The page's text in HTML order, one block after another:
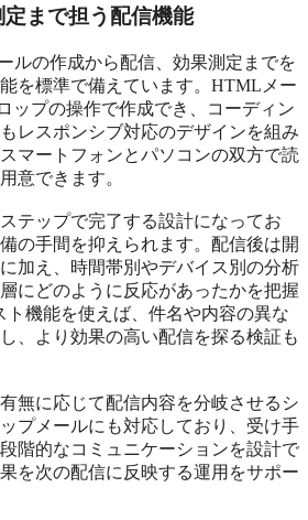
まで担う配信機能
ルの作成から配信、効果測定までを
を標準で備えています。HTMLメー
ップの操作で作成でき、コーディン
レスポンシブ対応のデザインを組み
マートフォンとパソコンの双方で読
意できます。
テップで完了する設計になってお
の手間を抑えられます。配信後は開
加え、時間帯別やデバイス別の分析
にどのように反応があったかを把握
ト機能を使えば、件名や内容の異な
、より効果の高い配信を探る検証も
無に応じて配信内容を分岐させるシ
プメールにも対応しており、受け手
階的なコミュニケーションを設計で
を次の配信に反映する運用をサポー